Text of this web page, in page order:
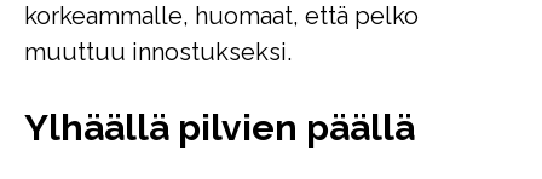
korkeammalle, huomaat, että pelko
muuttuu innostukseksi.
Ylhäällä pilvien päällä